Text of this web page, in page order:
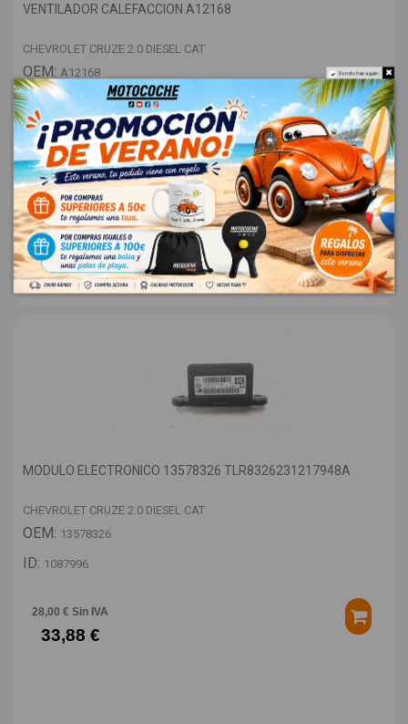
VENTILADOR CALEFACCION A12168
CHEVROLET CRUZE 2.0 DIESEL CAT
OEM: A12168
ID: 1088009
28,00 € Sin IVA
33,88 €
MODULO ELECTRONICO 13578326 TLR8326231217948A
CHEVROLET CRUZE 2.0 DIESEL CAT
OEM: 13578326
ID: 1087996
28,00 € Sin IVA
33,88 €
Do not show again.